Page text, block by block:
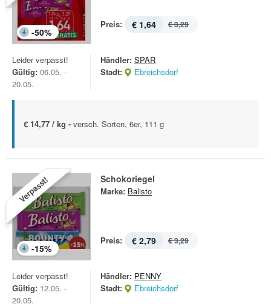
-50%
Preis: € 1,64 € 3,29
Leider verpasst!
Gültig: 06.05. -
20.05.
Händler: SPAR
Stadt:
Ebreichsdorf
€ 14,77 / kg - versch. Sorten, 6er, 111 g
Verpasst!
-15%
Schokoriegel
Marke: Balisto
Preis: € 2,79 € 3,29
Leider verpasst!
Gültig: 12.05. -
20.05.
Händler: PENNY
Stadt:
Ebreichsdorf